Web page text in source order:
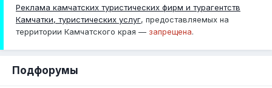
Реклама камчатских туристических фирм и турагентств
Камчатки, туристических услуг, предоставляемых на
территории Камчатского края — запрещена.
Подфорумы